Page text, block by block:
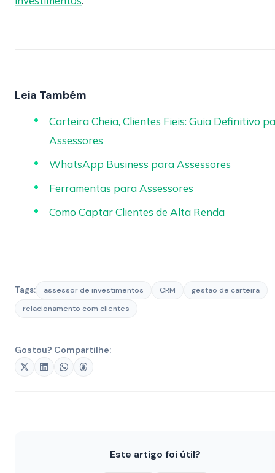
Leia Também
Carteira Cheia, Clientes Fieis: Guia Definitivo
Assessores
WhatsApp Business para Assessores
Ferramentas para Assessores
Como Captar Clientes de Alta Renda
Tags: assessor de investimentos CRM
gestão de carteira
relacionamento com clientes
Gostou? Compartilhe:
Este artigo foi útil?